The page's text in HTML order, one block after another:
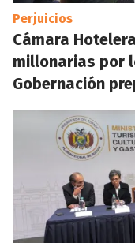
Perjuicios
Cámara
millonarias por
Gobernación